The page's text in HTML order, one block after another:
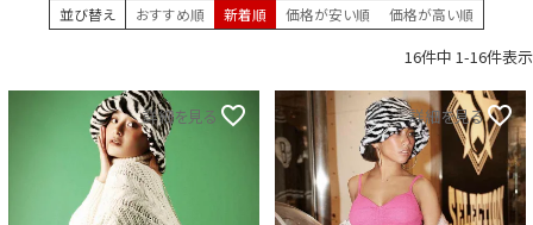
＝ボムシェル】はダンス衣装専門ブランド。
衣装ならお任せ！オリジナル衣装やダンス衣装のトータ
【B/bomb＝
「これどこ
並び替え おすすめ順 新着順 価格が安い順 価格が高い順
16件中 1-16件表示
詳細を見る 詳細を見る